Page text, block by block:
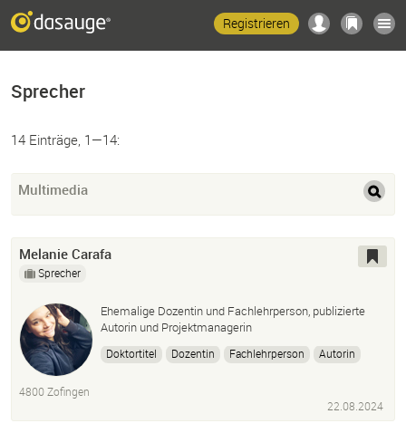
Registrieren
Sprecher
14 Einträge, 1—14:
Multimedia
Melanie Carafa
Sprecher
Ehemalige Dozentin und Fachlehrperson, publizierte
Autorin und Projektmanagerin
Doktortitel Dozentin Fachlehrperson
Autorin
4800 Zofingen
22.08.2024